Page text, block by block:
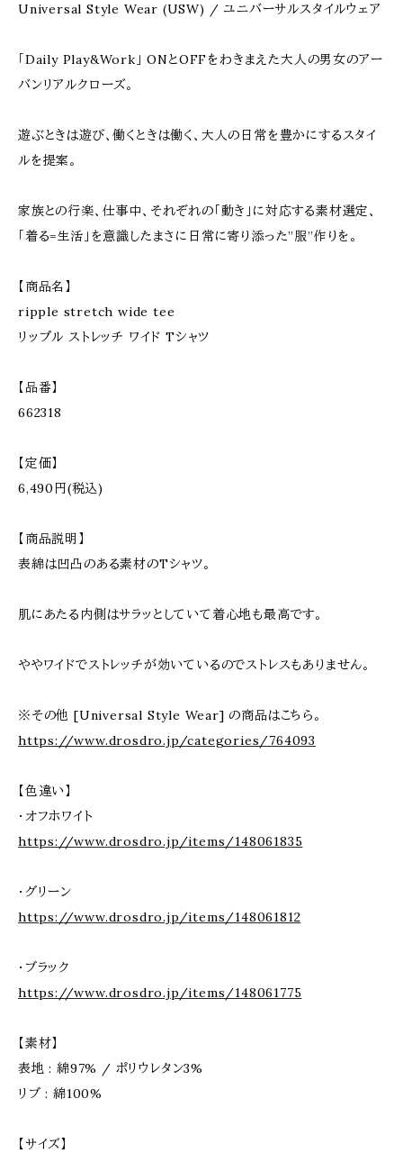
Universal Style Wear (USW) / ユニバーサルスタイルウェア
「Daily Play&Work」 ONとOFFをわきまえた大人の男女のアー
バンリアルクローズ。
遊ぶときは遊び、働くときは働く、大人の日常を豊かにするスタイ
ルを提案。
家族との行楽、仕事中、それぞれの「動き」に対応する素材選定、
「着る=生活」を意識したまさに日常に寄り添った”服”作りを。
【商品名】
ripple stretch wide tee
リップル ストレッチ ワイド Tシャツ
【品番】
662318
【定価】
6,490円(税込)
【商品説明】
表綿は凹凸のある素材のTシャツ。
肌にあたる内側はサラッとしていて着心地も最高です。
ややワイドでストレッチが効いているのでストレスもありません。
※その他 [Universal Style Wear] の商品はこちら。
https://www.drosdro.jp/categories/764093
【色違い】
・オフホワイト
https://www.drosdro.jp/items/148061835
・グリーン
https://www.drosdro.jp/items/148061812
・ブラック
https://www.drosdro.jp/items/148061775
【素材】
表地 : 綿97% / ポリウレタン3%
リブ : 綿100%
【サイズ】